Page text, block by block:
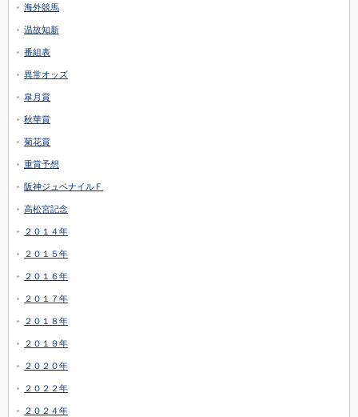
海外競馬
温故知新
番組表
異常オッズ
皐月賞
秋華賞
菊花賞
重賞予想
阪神ジュベナイルＦ
高松宮記念
２０１４年
２０１５年
２０１６年
２０１７年
２０１８年
２０１９年
２０２０年
２０２２年
２０２４年